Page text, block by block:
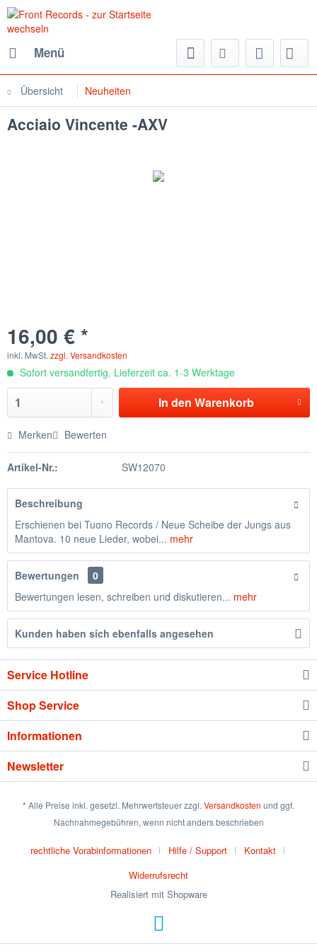
Menü
Übersicht Neuheiten
Acciaio Vincente -AXV
16,00 € *
inkl. MwSt. zzgl. Versandkosten
Sofort versandfertig, Lieferzeit ca. 1-3 Werktage
In den Warenkorb
Merken Bewerten
Artikel-Nr.: SW12070
Beschreibung
Erschienen bei Tuono Records / Neue Scheibe der Jungs aus
Mantova. 10 neue Lieder, wobei... mehr
Bewertungen
0
Bewertungen lesen, schreiben und diskutieren... mehr
Kunden haben sich ebenfalls angesehen
Service Hotline
Shop Service
Informationen
Newsletter
* Alle Preise inkl. gesetzl. Mehrwertsteuer zzgl. Versandkosten und ggf.
Nachnahmegebühren, wenn nicht anders beschrieben
rechtliche Vorabinformationen Hilfe / Support
Kontakt
Widerrufsrecht
Realisiert mit Shopware